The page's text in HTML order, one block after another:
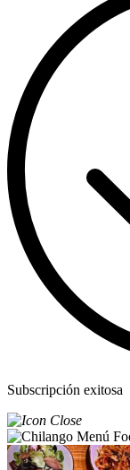
Subscripción exitosa